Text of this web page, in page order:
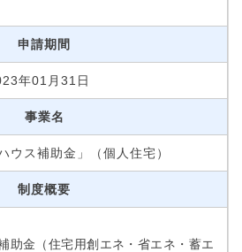
申請期間
年01月31日
事業名
ウス補助金」（個人住宅）
制度概要
助金（住宅用創エネ・省エネ・蓄エ